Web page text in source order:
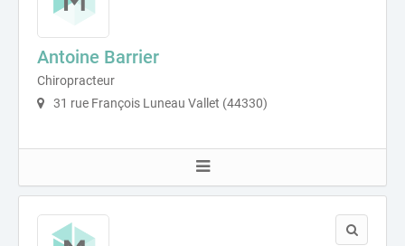
Antoine Barrier
Chiropracteur
31 rue François Luneau Vallet (44330)